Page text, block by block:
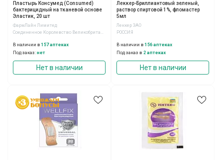
Пластырь Консумед (Consumed)
бактерицидный на тканевой основе
Эластик, 20 шт
ФармЛайн Лимитед
Соединенное Королевство Великобритании и Северной Ирландии
В наличии в 157 аптеках
Под заказ: нет
Нет в наличии
Леккер-Бриллиантовый зеленый,
раствор спиртовой 1%, фломастер
5мл
Леккер ЗАО
РОССИЯ
В наличии в 156 аптеках
Под заказ в 2 аптеках
Нет в наличии